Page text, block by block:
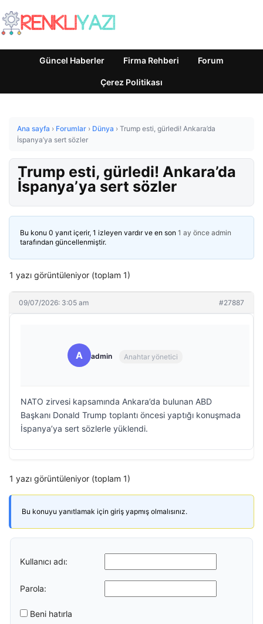
Güncel Haberler Firma Rehberi Forum
Çerez Politikası
Ana sayfa › Forumlar › Dünya › Trump esti, gürledi! Ankara’da
İspanya’ya sert sözler
Trump esti, gürledi! Ankara’da
İspanya’ya sert sözler
Bu konu 0 yanıt içerir, 1 izleyen vardır ve en son 1 ay önce admin
tarafından güncellenmiştir.
1 yazı görüntüleniyor (toplam 1)
09/07/2026: 3:05 am #27887
A admin Anahtar yönetici
NATO zirvesi kapsamında Ankara’da bulunan ABD
Başkanı Donald Trump toplantı öncesi yaptığı konuşmada
İspanya’ya sert sözlerle yüklendi.
1 yazı görüntüleniyor (toplam 1)
Bu konuyu yanıtlamak için giriş yapmış olmalısınız.
Kullanıcı adı:
Parola:
Beni hatırla